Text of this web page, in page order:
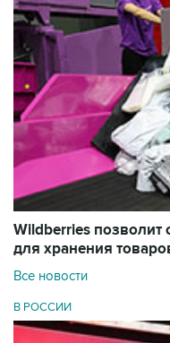
Wildberries позволит
для хранения
Все новости
В РОССИИ